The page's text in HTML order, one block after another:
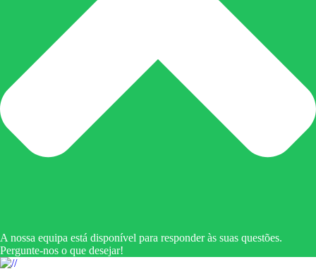
A nossa equipa está disponível para responder às suas questões.
Pergunte-nos o que desejar!